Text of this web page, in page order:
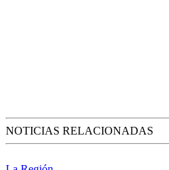
NOTICIAS RELACIONADAS